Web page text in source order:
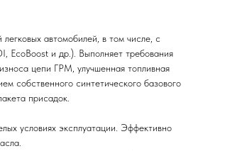
автомобилей, в том числе, с
EcoBoost и др.). Выполняет требования
цепи ГРМ, улучшенная топливная
собственного синтетического базового
присадок.
условиях эксплуатации. Эффективно